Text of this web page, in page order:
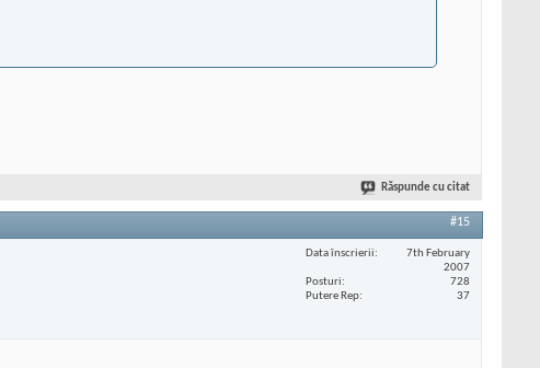
Răspunde cu citat
#15
Data înscrierii
7th February
2007
Posturi
728
Putere Rep
37